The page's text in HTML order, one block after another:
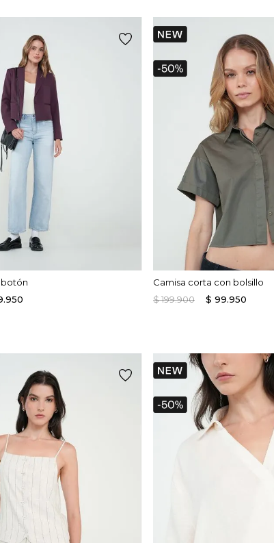
.950
Camisa corta con bolsillo
$199.900 $ 99.950